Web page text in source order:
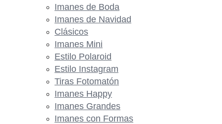
Imanes de Boda
Imanes de Navidad
Clásicos
Imanes Mini
Estilo Polaroid
Estilo Instagram
Tiras Fotomatón
Imanes Happy
Imanes Grandes
Imanes con Formas